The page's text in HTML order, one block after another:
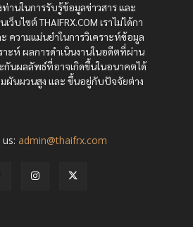
านในการรับรู้ข้อมูลข่าวสาร และ
ว็บไซต์ THAIFRX.COM เราไม่ได้กา
ความแม่นยำในการวิเคราะห์ข้อมูล
าะห์ ผลการดำเนินงานในอดีตที่ผ่าน
กันผลลัพธ์ที่อาจเกิดขึ้นในอนาคตได้
ผันผวนสูง และ ขึ้นอยู่กับปัจจัยต่าง
admin@thaifrx.com